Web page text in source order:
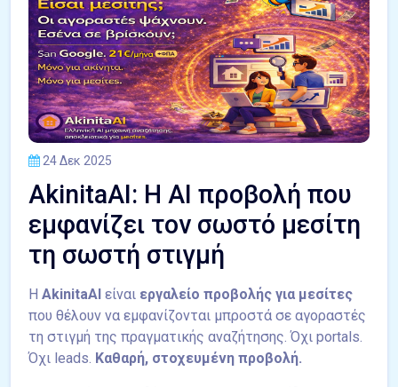
24 Δεκ 2025
AkinitaAI: Η AI προβολή που
εμφανίζει τον σωστό μεσίτη
τη σωστή στιγμή
Η AkinitaAI είναι εργαλείο προβολής για μεσίτες
που θέλουν να εμφανίζονται μπροστά σε αγοραστές
τη στιγμή της πραγματικής αναζήτησης. Όχι portals.
Όχι leads. Καθαρή, στοχευμένη προβολή.